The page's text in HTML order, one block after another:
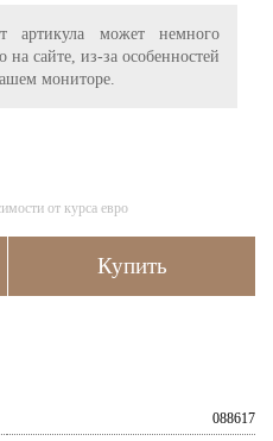
артикула может немного
на сайте, из-за особенностей
мониторе.
от курса евро
088617